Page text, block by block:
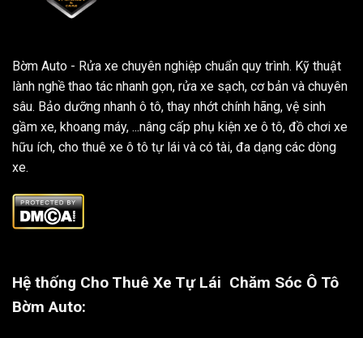
Bờm Auto - Rửa xe chuyên nghiệp chuẩn quy trình. Kỹ thuật
lành nghề thao tác nhanh gọn, rửa xe sạch, cơ bản và chuyên
sâu. Bảo dưỡng nhanh ô tô, thay nhớt chính hãng, vệ sinh
gầm xe, khoang máy, ...nâng cấp phụ kiện xe ô tô, đồ chơi xe
hữu ích, cho thuê xe ô tô tự lái và có tài, đa dạng các dòng
xe.
Hệ thống Cho Thuê Xe Tự Lái Chăm Sóc Ô Tô
Bờm Auto: